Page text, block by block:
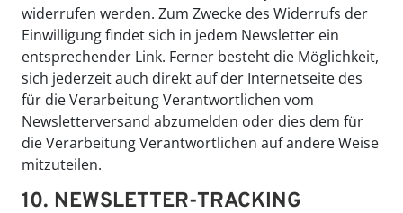
widerrufen werden. Zum Zwecke des Widerrufs der
Einwilligung findet sich in jedem Newsletter ein
entsprechender Link. Ferner besteht die Möglichkeit,
sich jederzeit auch direkt auf der Internetseite des
für die Verarbeitung Verantwortlichen vom
Newsletterversand abzumelden oder dies dem für
die Verarbeitung Verantwortlichen auf andere Weise
mitzuteilen.
10. NEWSLETTER-TRACKING